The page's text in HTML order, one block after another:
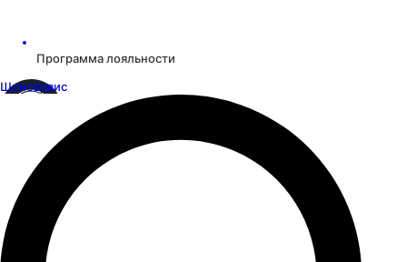
Программа лояльности
Шинсервис